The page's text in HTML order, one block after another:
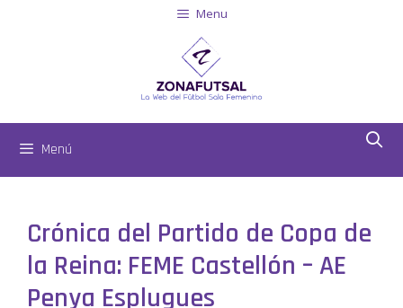
Menu
Menú
Crónica del Partido de Copa de
la Reina: FEME Castellón – AE
Penya Esplugues